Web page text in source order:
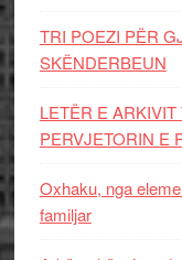
TRI POEZI PËR
SKËNDERBEUN
LETËR E
PERVJETORIN E
Oxhaku, nga
familjar